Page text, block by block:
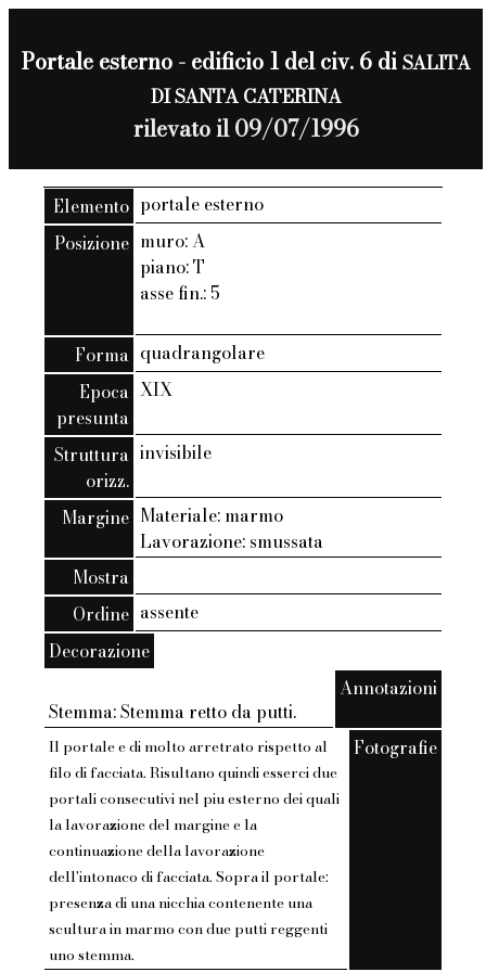
Portale esterno - edificio 1 del civ. 6 diSALITA
DI SANTA CATERINA
rilevato il 09/07/1996
Elemento portale esterno
Posizione muro: A
piano: T
asse fin.: 5
Forma quadrangolare
Epoca
presunta
XIX
Struttura
orizz.
invisibile
Margine Materiale: marmo
Lavorazione: smussata
Mostra
Ordine assente
Decorazione
Stemma: Stemma retto da putti.
Annotazioni
Il portale e di molto arretrato rispetto al
filo di facciata. Risultano quindi esserci due
portali consecutivi nel piu esterno dei quali
la lavorazione del margine e la
continuazione della lavorazione
dell'intonaco di facciata. Sopra il portale:
presenza di una nicchia contenente una
scultura in marmo con due putti reggenti
uno stemma.
Fotografie